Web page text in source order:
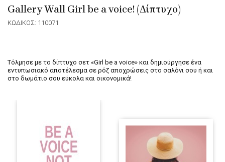
Gallery Wall Girl be a voice! (Δίπτυχο)
ΚΩΔΙΚΟΣ: 110071
Τόλμησε με το δίπτυχο σετ «Girl be a voice» και δημιούργησε ένα
εντυπωσιακό αποτέλεσμα σε ρόζ αποχρώσεις στο σαλόνι σου ή και
στο δωμάτιο σου εύκολα και οικονομικά!